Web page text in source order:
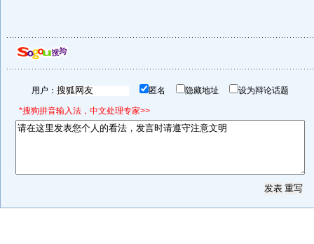
用户： 匿名 隐藏地址 设为辩论话题
*搜狗拼音输入法，中文处理专家>>